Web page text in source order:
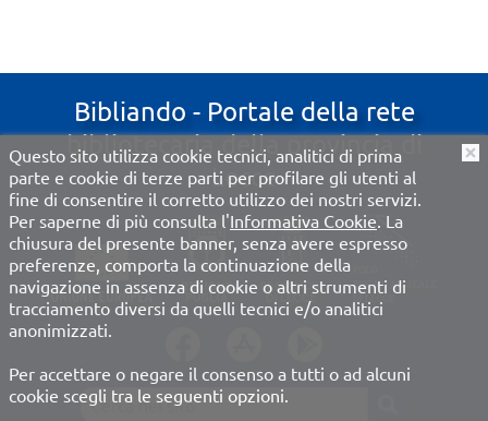
Bibliando - Portale della rete
bibliotecaria della provincia di
Lecce
???site-search.label???
Questo sito utilizza cookie tecnici, analitici di prima
parte e cookie di terze parti per profilare gli utenti al
fine di consentire il corretto utilizzo dei nostri servizi.
Per saperne di più consulta l'Informativa Cookie. La
chiusura del presente banner, senza avere espresso
preferenze, comporta la continuazione della
navigazione in assenza di cookie o altri strumenti di
tracciamento diversi da quelli tecnici e/o analitici
anonimizzati.
Per accettare o negare il consenso a tutti o ad alcuni
cookie scegli tra le seguenti opzioni.